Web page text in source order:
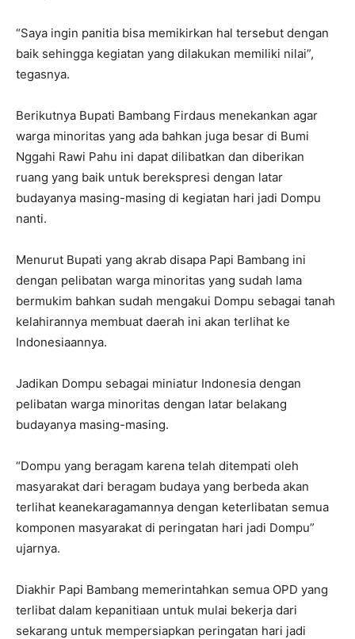
“Saya ingin panitia bisa memikirkan hal tersebut dengan
baik sehingga kegiatan yang dilakukan memiliki nilai”,
tegasnya.
Berikutnya Bupati Bambang Firdaus menekankan agar
warga minoritas yang ada bahkan juga besar di Bumi
Nggahi Rawi Pahu ini dapat dilibatkan dan diberikan
ruang yang baik untuk berekspresi dengan latar
budayanya masing-masing di kegiatan hari jadi Dompu
nanti.
Menurut Bupati yang akrab disapa Papi Bambang ini
dengan pelibatan warga minoritas yang sudah lama
bermukim bahkan sudah mengakui Dompu sebagai tanah
kelahirannya membuat daerah ini akan terlihat ke
Indonesiaannya.
Jadikan Dompu sebagai miniatur Indonesia dengan
pelibatan warga minoritas dengan latar belakang
budayanya masing-masing.
“Dompu yang beragam karena telah ditempati oleh
masyarakat dari beragam budaya yang berbeda akan
terlihat keanekaragamannya dengan keterlibatan semua
komponen masyarakat di peringatan hari jadi Dompu”
ujarnya.
Diakhir Papi Bambang memerintahkan semua OPD yang
terlibat dalam kepanitiaan untuk mulai bekerja dari
sekarang untuk mempersiapkan peringatan hari jadi